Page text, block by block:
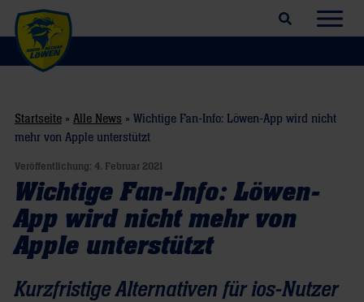
Suchfeld öffnen
Startseite » Alle News » Wichtige Fan-Info: Löwen-App wird nicht
mehr von Apple unterstützt
Veröffentlichung: 4. Februar 2021
Wichtige Fan-Info: Löwen-
App wird nicht mehr von
Apple unterstützt
Kurzfristige Alternativen für ios-Nutzer